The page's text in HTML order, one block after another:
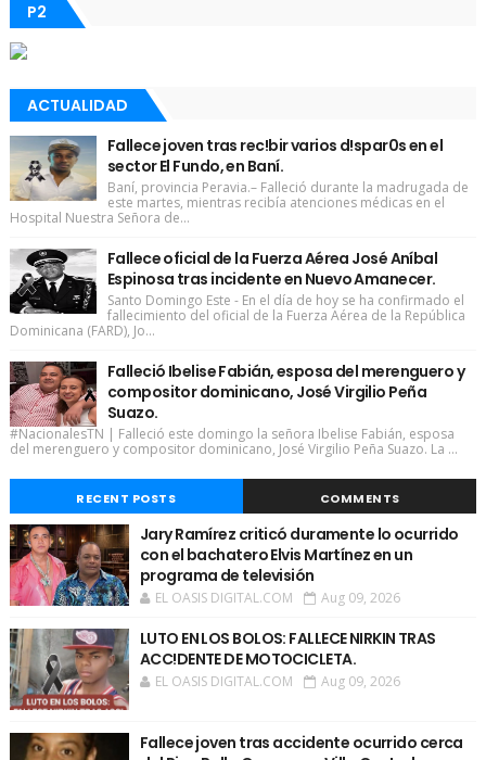
P2
ACTUALIDAD
Fallece joven tras rec!bir varios d!spar0s en el
sector El Fundo, en Baní.
Baní, provincia Peravia.– Falleció durante la madrugada de
este martes, mientras recibía atenciones médicas en el
Hospital Nuestra Señora de...
Fallece oficial de la Fuerza Aérea José Aníbal
Espinosa tras incidente en Nuevo Amanecer.
Santo Domingo Este - En el día de hoy se ha confirmado el
fallecimiento del oficial de la Fuerza Aérea de la República
Dominicana (FARD), Jo...
Falleció Ibelise Fabián, esposa del merenguero y
compositor dominicano, José Virgilio Peña
Suazo.
#NacionalesTN | Falleció este domingo la señora Ibelise Fabián, esposa
del merenguero y compositor dominicano, José Virgilio Peña Suazo. La ...
RECENT POSTS COMMENTS
Jary Ramírez criticó duramente lo ocurrido
con el bachatero Elvis Martínez en un
programa de televisión
EL OASIS DIGITAL.COM Aug 09, 2026
LUTO EN LOS BOLOS: FALLECE NIRKIN TRAS
ACC!DENTE DE MOTOCICLETA.
EL OASIS DIGITAL.COM Aug 09, 2026
Fallece joven tras accidente ocurrido cerca